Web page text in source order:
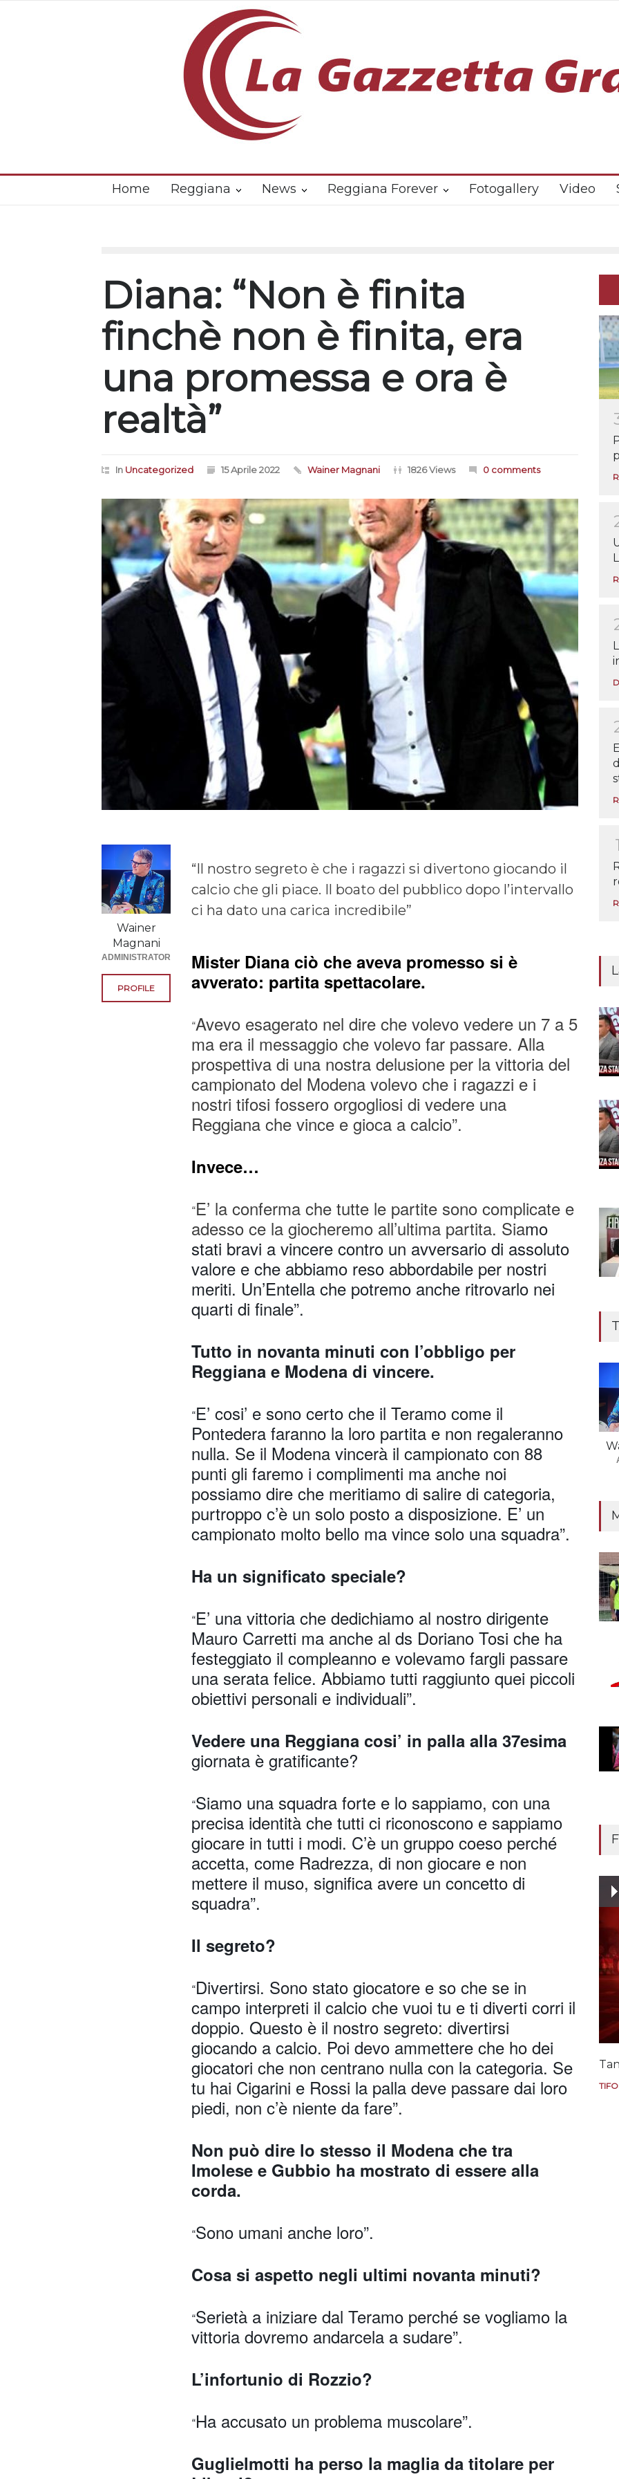
Home Reggiana News Reggiana Forever Fotogallery Video
Diana: “Non è finita
finchè non è finita, era
una promessa e ora è
realtà”
In Uncategorized 15 Aprile 2022 Wainer Magnani 1826 Views 0 comments
“Il nostro segreto è che i ragazzi si divertono giocando il
calcio che gli piace. Il boato del pubblico dopo l’intervallo
ci ha dato una carica incredibile”
Mister Diana ciò che aveva promesso si è
avverato: partita spettacolare.
“Avevo esagerato nel dire che volevo vedere un 7 a 5
ma era il messaggio che volevo far passare. Alla
prospettiva di una nostra delusione per la vittoria del
campionato del Modena volevo che i ragazzi e i
nostri tifosi fossero orgogliosi di vedere una
Reggiana che vince e gioca a calcio”.
Invece…
“E’ la conferma che tutte le partite sono complicate e
adesso ce la giocheremo all’ultima partita. Siamo
stati bravi a vincere contro un avversario di assoluto
valore e che abbiamo reso abbordabile per nostri
meriti. Un’Entella che potremo anche ritrovarlo nei
quarti di finale”.
Tutto in novanta minuti con l’obbligo per
Reggiana e Modena di vincere.
“E’ cosi’ e sono certo che il Teramo come il
Pontedera faranno la loro partita e non regaleranno
nulla. Se il Modena vincerà il campionato con 88
punti gli faremo i complimenti ma anche noi
possiamo dire che meritiamo di salire di categoria,
purtroppo c’è un solo posto a disposizione. E’ un
campionato molto bello ma vince solo una squadra”.
Ha un significato speciale?
“E’ una vittoria che dedichiamo al nostro dirigente
Mauro Carretti ma anche al ds Doriano Tosi che ha
festeggiato il compleanno e volevamo fargli passare
una serata felice. Abbiamo tutti raggiunto quei piccoli
obiettivi personali e individuali”.
Vedere una Reggiana cosi’ in palla alla 37esima
giornata è gratificante?
“Siamo una squadra forte e lo sappiamo, con una
precisa identità che tutti ci riconoscono e sappiamo
giocare in tutti i modi. C’è un gruppo coeso perché
accetta, come Radrezza, di non giocare e non
mettere il muso, significa avere un concetto di
squadra”.
Il segreto?
“Divertirsi. Sono stato giocatore e so che se in
campo interpreti il calcio che vuoi tu e ti diverti corri il
doppio. Questo è il nostro segreto: divertirsi
giocando a calcio. Poi devo ammettere che ho dei
giocatori che non centrano nulla con la categoria. Se
tu hai Cigarini e Rossi la palla deve passare dai loro
piedi, non c’è niente da fare”.
Non può dire lo stesso il Modena che tra
Imolese e Gubbio ha mostrato di essere alla
corda.
“Sono umani anche loro”.
Cosa si aspetto negli ultimi novanta minuti?
“Serietà a iniziare dal Teramo perché se vogliamo la
vittoria dovremo andarcela a sudare”.
L’infortunio di Rozzio?
“Ha accusato un problema muscolare”.
Guglielmotti ha perso la maglia da titolare per
Wainer
Magnani
ADMINISTRATOR
PROFILE
1